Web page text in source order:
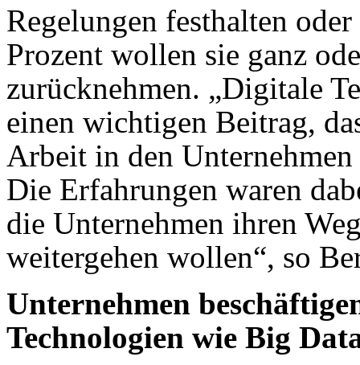
Regelungen festhalten
Prozent wollen sie ganz
zurücknehmen. „Digitale
einen wichtigen Beitrag,
Arbeit in den
Die Erfahrungen waren
die Unternehmen ihren
weitergehen wollen“, so
Unternehmen
Technologien wie Big